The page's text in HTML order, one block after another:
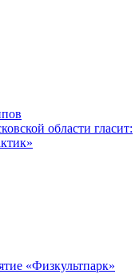
области гласит:
«Физкультпарк»